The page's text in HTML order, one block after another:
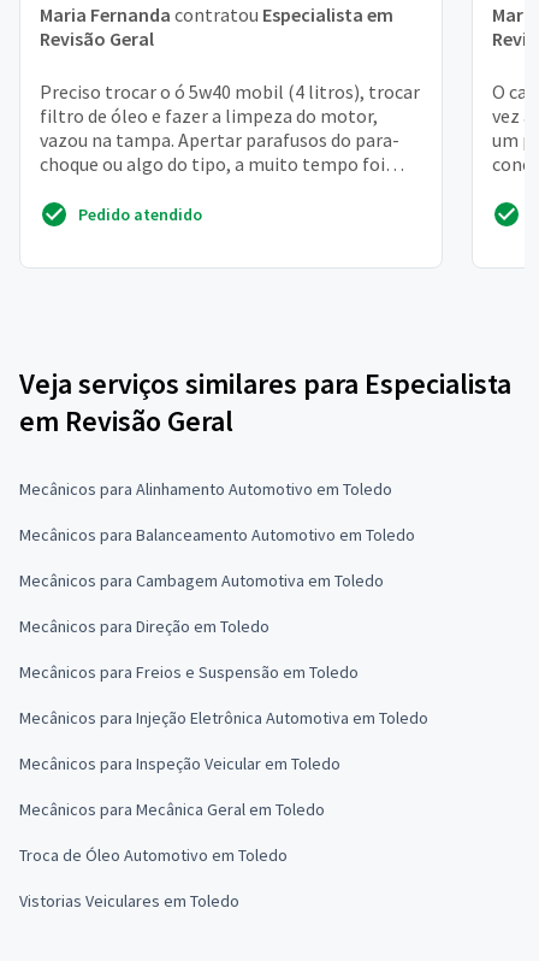
Maria Fernanda contratou Especialista em
Revisão Geral
Preciso trocar o ó 5w40 mobil (4 litros), trocar
filtro de óleo e fazer a limpeza do motor,
vazou na tampa. Apertar parafusos do para-
choque ou algo do tipo, a muito tempo foi
Pedido atendido
O
vez
um
Veja serviços similares para Especialista
em Revisão Geral
Mecânicos para Alinhamento Automotivo em Toledo
Mecânicos para Balanceamento Automotivo em Toledo
Mecânicos para Cambagem Automotiva em Toledo
Mecânicos para Direção em Toledo
Mecânicos para Freios e Suspensão em Toledo
Mecânicos para Injeção Eletrônica Automotiva em Toledo
Mecânicos para Inspeção Veicular em Toledo
Mecânicos para Mecânica Geral em Toledo
Troca de Óleo Automotivo em Toledo
Vistorias Veiculares em Toledo